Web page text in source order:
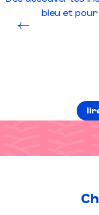
bleu et